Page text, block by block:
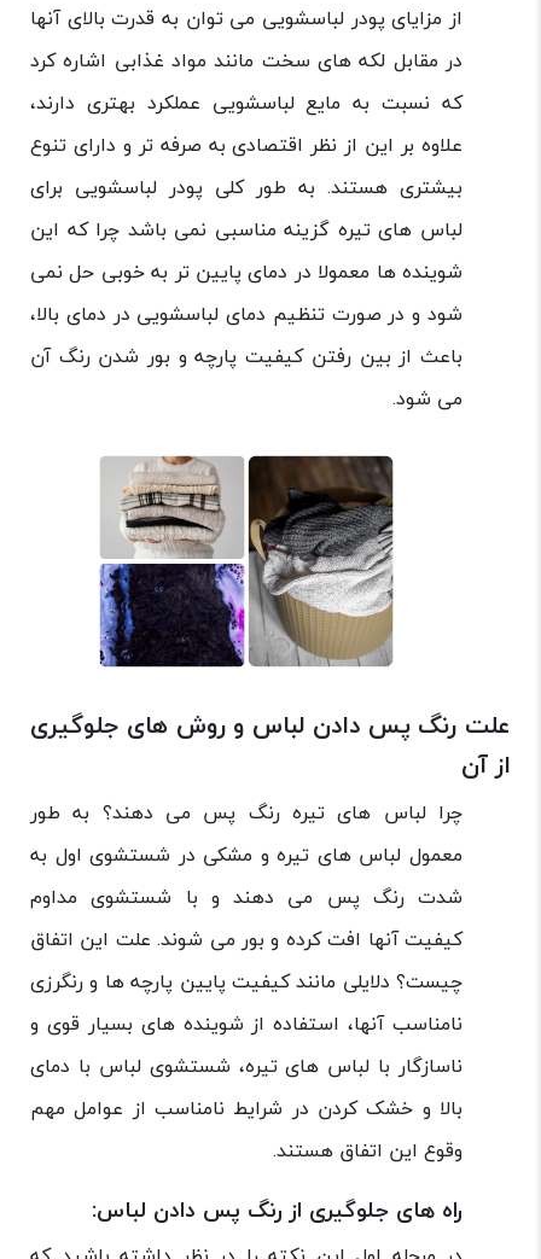
از مزایای پودر لباسشویی می توان به قدرت بالای آنها
در مقابل لکه های سخت مانند مواد غذابی اشاره کرد
که نسبت به مایع لباسشویی عملکرد بهتری دارند،
علاوه بر این از نظر اقتصادی به صرفه تر و دارای تنوع
بیشتری هستند. به طور کلی پودر لباسشویی برای
لباس های تیره گزینه مناسبی نمی باشد چرا که این
شوینده ها معمولا در دمای پایین تر به خوبی حل نمی
شود و در صورت تنظیم دمای لباسشویی در دمای بالا،
باعث از بین رفتن کیفیت پارچه و بور شدن رنگ آن
می شود.
علت رنگ پس دادن لباس و روش های جلوگیری
از آن
چرا لباس های تیره رنگ پس می دهند؟ به طور
معمول لباس های تیره و مشکی در شستشوی اول به
شدت رنگ پس می دهند و با شستشوی مداوم
کیفیت آنها افت کرده و بور می شوند. علت این اتفاق
چیست؟ دلایلی مانند کیفیت پایین پارچه ها و رنگرزی
نامناسب آنها، استفاده از شوینده های بسیار قوی و
ناسازگار با لباس های تیره، شستشوی لباس با دمای
بالا و خشک کردن در شرایط نامناسب از عوامل مهم
وقوع این اتفاق هستند.
راه های جلوگیری از رنگ پس دادن لباس: